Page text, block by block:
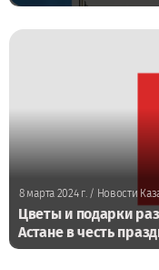
8 марта 2024 г./ Новости
Цветы и подарки
Астане в честь